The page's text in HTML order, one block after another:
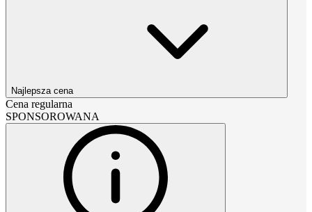
Najlepsza cena
Cena regularna
SPONSOROWANA